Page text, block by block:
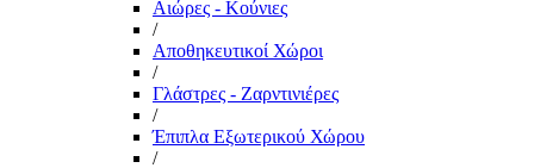
Αιώρες - Κούνιες
/
Αποθηκευτικοί Χώροι
/
Γλάστρες - Ζαρντινιέρες
/
Έπιπλα Εξωτερικού Χώρου
/